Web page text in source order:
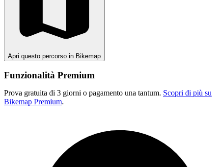
Apri questo percorso in Bikemap
Funzionalità Premium
Prova gratuita di 3 giorni o pagamento una tantum. Scopri di più su
Bikemap Premium.